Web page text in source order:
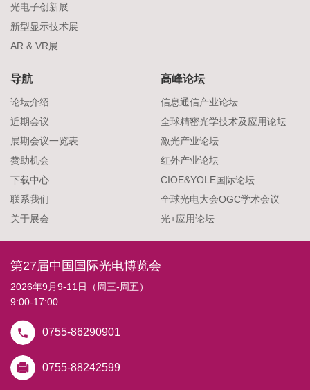
光电子创新展
新型显示技术展
AR & VR展
导航
论坛介绍
近期会议
展期会议一览表
赞助机会
下载中心
联系我们
关于展会
高峰论坛
信息通信产业论坛
全球精密光学技术及应用论坛
激光产业论坛
红外产业论坛
CIOE&YOLE国际论坛
全球光电大会OGC学术会议
光+应用论坛
第27届中国国际光电博览会
2026年9月9-11日（周三-周五）
9:00-17:00
0755-86290901
0755-88242599